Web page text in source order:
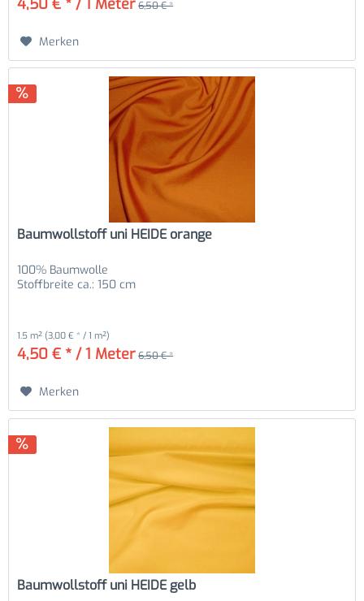
6,50 € *
Merken
Baumwollstoff uni HEIDE orange
100% Baumwolle
Stoffbreite ca.: 150 cm
1.5 m² (3,00 € * / 1 m²)
4,50 € * / 1 Meter 6,50 € *
Merken
Baumwollstoff uni HEIDE gelb